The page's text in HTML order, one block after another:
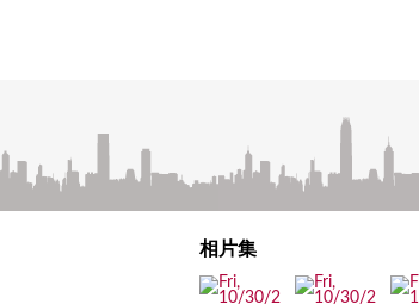
相片集